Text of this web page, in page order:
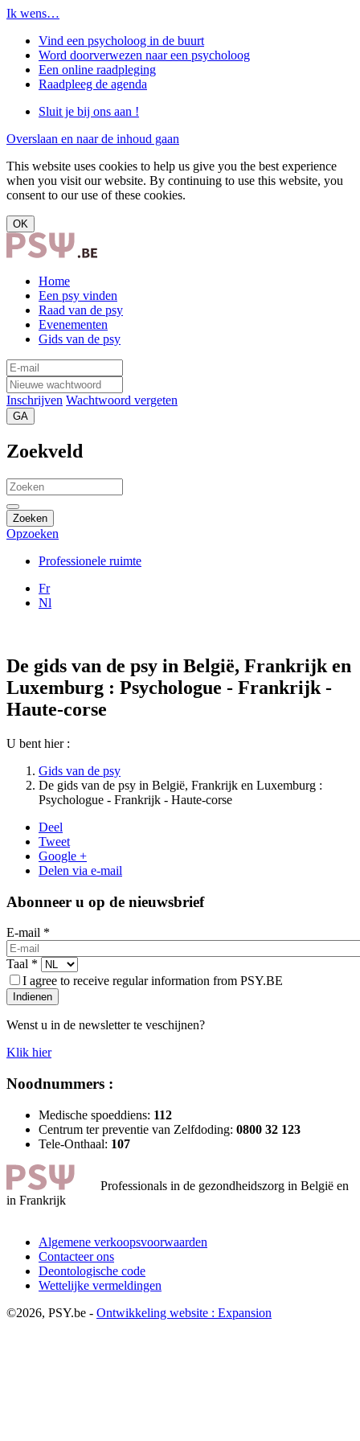
Ik wens…
Vind een psycholoog in de buurt
Word doorverwezen naar een psycholoog
Een online raadpleging
Raadpleeg de agenda
Sluit je bij ons aan !
Overslaan en naar de inhoud gaan
This website uses cookies to help us give you the best experience
when you visit our website. By continuing to use this website, you
consent to our use of these cookies.
OK
Home
Een psy vinden
Raad van de psy
Evenementen
Gids van de psy
Inschrijven Wachtwoord vergeten
GA
Zoekveld
Zoeken
Opzoeken
Professionele ruimte
Fr
Nl
De gids van de psy in België, Frankrijk en
Luxemburg : Psychologue - Frankrijk -
Haute-corse
U bent hier :
Gids van de psy
De gids van de psy in België, Frankrijk en Luxemburg :
Psychologue - Frankrijk - Haute-corse
Deel
Tweet
Google +
Delen via e-mail
Abonneer u op de nieuwsbrief
E-mail *
Taal *
I agree to receive regular information from PSY.BE
Indienen
Wenst u in de newsletter te veschijnen?
Klik hier
Noodnummers :
Medische spoeddiens: 112
Centrum ter preventie van Zelfdoding: 0800 32 123
Tele-Onthaal: 107
Professionals in de gezondheidszorg in België en
in Frankrijk
Algemene verkoopsvoorwaarden
Contacteer ons
Deontologische code
Wettelijke vermeldingen
©2026, PSY.be - Ontwikkeling website : Expansion